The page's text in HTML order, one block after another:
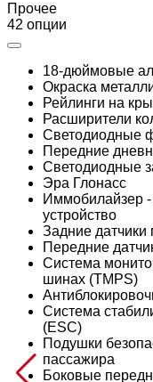
Прочее
42 опции
18-дюймовые
Окраска
Рейлинги на
Расширители
Светодиодные
Передние
Светодиодные
Эра Глонасс
Иммобилайзер -
устройство
Задние датчики
Передние
Система
шинах (TMPS)
Система
(ESС)
Подушки
пассажира
Боковые